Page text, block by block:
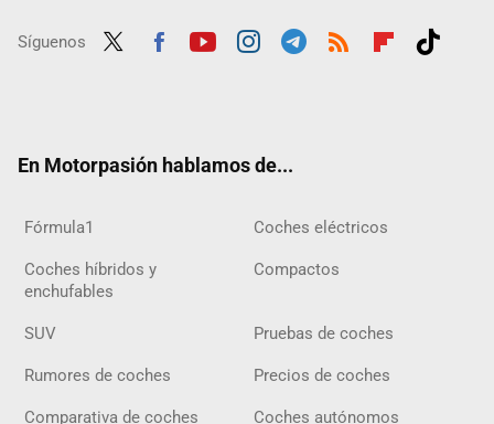
Síguenos
En Motorpasión hablamos de...
Fórmula1 Coches eléctricos
Coches híbridos y
enchufables
Compactos
SUV Pruebas de coches
Rumores de coches Precios de coches
Comparativa de coches Coches autónomos